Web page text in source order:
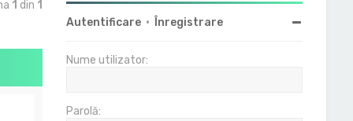
1 din 1
Autentificare • Înregistrare
Nume utilizator:
Parolă: